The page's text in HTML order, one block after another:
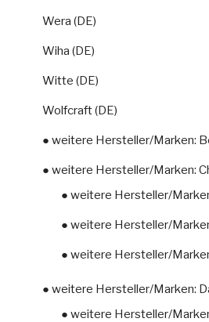
Wera (DE)
Wiha (DE)
Witte (DE)
Wolfcraft (DE)
● weitere Hersteller/Marken:
● weitere Hersteller/Marken:
● weitere Hersteller/
● weitere Hersteller/
● weitere Hersteller/
● weitere Hersteller/Marken:
● weitere Hersteller/